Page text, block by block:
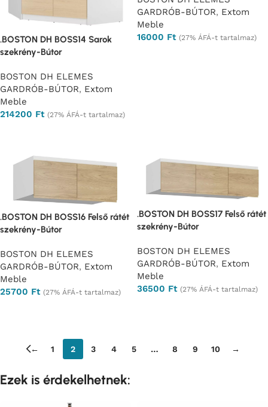
.BOSTON DH BOSS14 Sarok
szekrény-Bútor
BOSTON DH ELEMES
GARDRÓB-BÚTOR, Extom
Meble
214200 Ft (27% ÁFÁ-t tartalmaz)
GARDRÓB-BÚTOR, Extom
Meble
16000 Ft (27% ÁFÁ-t tartalmaz)
.BOSTON DH BOSS16 Felső rátét
szekrény-Bútor
BOSTON DH ELEMES
GARDRÓB-BÚTOR, Extom
Meble
25700 Ft (27% ÁFÁ-t tartalmaz)
.BOSTON DH BOSS17 Felső rátét
szekrény-Bútor
BOSTON DH ELEMES
GARDRÓB-BÚTOR, Extom
Meble
36500 Ft (27% ÁFÁ-t tartalmaz)
← 1 2 3 4 5 … 8 9 10 →
Ezek is érdekelhetnek: